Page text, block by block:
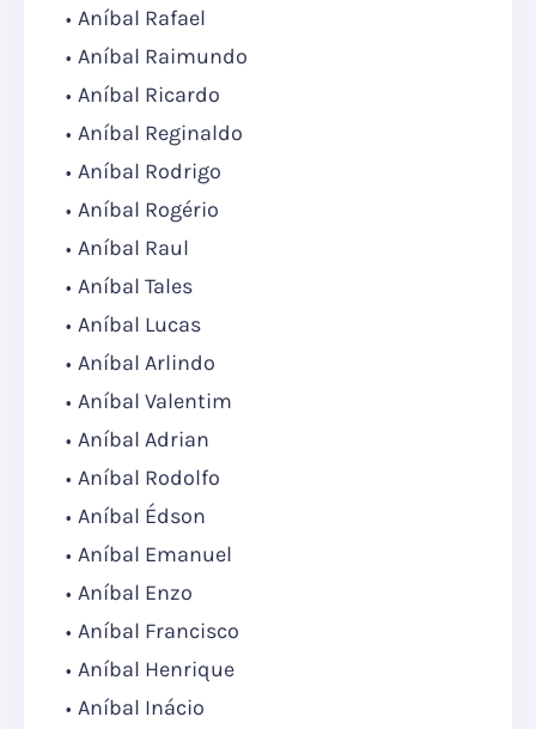
Aníbal Rafael
Aníbal Raimundo
Aníbal Ricardo
Aníbal Reginaldo
Aníbal Rodrigo
Aníbal Rogério
Aníbal Raul
Aníbal Tales
Aníbal Lucas
Aníbal Arlindo
Aníbal Valentim
Aníbal Adrian
Aníbal Rodolfo
Aníbal Édson
Aníbal Emanuel
Aníbal Enzo
Aníbal Francisco
Aníbal Henrique
Aníbal Inácio